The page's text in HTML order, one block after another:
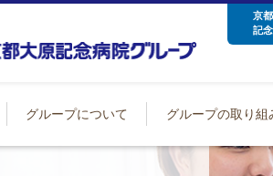
グループについて グループの取り組
京
記